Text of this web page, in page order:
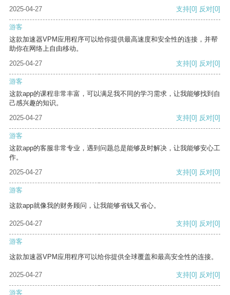
2025-04-27
支持[0] 反对[0]
游客
这款加速器VPM应用程序可以给你提供最高速度和安全性的连接，并帮
助你在网络上自由移动。
2025-04-27
支持[0] 反对[0]
游客
这款app的课程非常丰富，可以满足我不同的学习需求，让我能够找到自
己感兴趣的知识。
2025-04-27
支持[0] 反对[0]
游客
这款app的客服非常专业，遇到问题总是能够及时解决，让我能够安心工
作。
2025-04-27
支持[0] 反对[0]
游客
这款app就像我的财务顾问，让我能够省钱又省心。
2025-04-27 支持[0] 反对[0]
游客
这款加速器VPM应用程序可以给你提供全球覆盖和最高安全性的连接。
2025-04-27 支持[0] 反对[0]
游客